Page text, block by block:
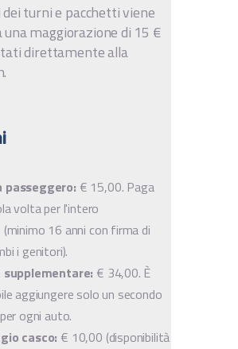
turni e pacchetti viene
maggiorazione di 15 €
direttamente alla
passeggero: € 15,00. Paga
volta per l'intero
16 anni con firma di
i genitori).
€ 34,00. È
aggiungere solo un secondo
ogni auto.
casco: € 10,00 (disponibilità